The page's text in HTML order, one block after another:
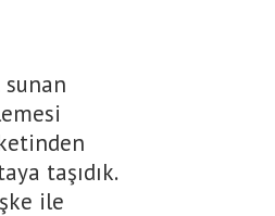
taşıdık.
ile